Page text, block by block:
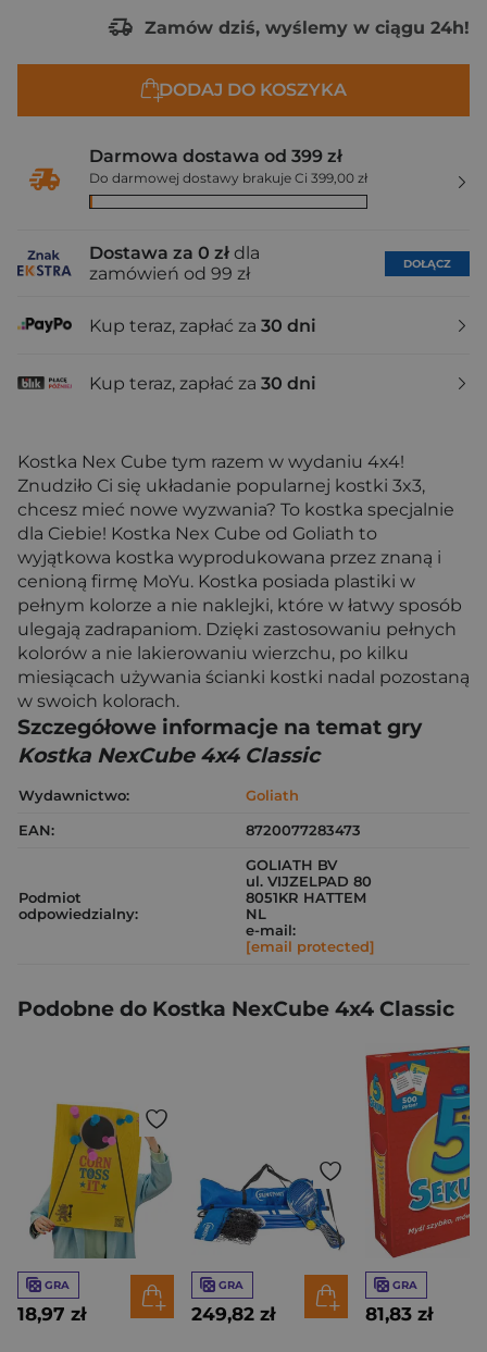
Zamów dziś, wyślemy w ciągu 24h!
DODAJ DO KOSZYKA
Darmowa dostawa od 399 zł
Do darmowej dostawy brakuje Ci 399,00 zł
Dostawa za 0 zł dla
zamówień od 99 zł
DOŁĄCZ
Kup teraz, zapłać za 30 dni
Kup teraz, zapłać za 30 dni
Kostka Nex Cube tym razem w wydaniu 4x4!
Znudziło Ci się układanie popularnej kostki 3x3,
chcesz mieć nowe wyzwania? To kostka specjalnie
dla Ciebie! Kostka Nex Cube od Goliath to
wyjątkowa kostka wyprodukowana przez znaną i
cenioną firmę MoYu. Kostka posiada plastiki w
pełnym kolorze a nie naklejki, które w łatwy sposób
ulegają zadrapaniom. Dzięki zastosowaniu pełnych
kolorów a nie lakierowaniu wierzchu, po kilku
miesiącach używania ścianki kostki nadal pozostaną
w swoich kolorach.
Szczegółowe informacje na temat gry
Kostka NexCube 4x4 Classic
Wydawnictwo:
Goliath
EAN:
8720077283473
Podmiot
odpowiedzialny:
GOLIATH BV
ul. VIJZELPAD 80
8051KR HATTEM
NL
e-mail:
[email protected]
Podobne do Kostka NexCube 4x4 Classic
GRA
18,97 zł
GRA
249,82 zł
GRA
81,83 zł